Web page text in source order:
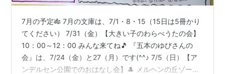
7月の予定🎋 7月の文庫は、7/1・8・15（15日は5冊かり
てください） 7/31（金）【大きい子のわらべうたの会】
10：00～12：00 みんな来てね🎵 『五本のゆびさんの
会』は、7/24（金）と27（月）です(^^♪ 7/5（日）【ア
ンデルセン公園でのおはなし会】🎩 メルヘンの丘ゾー